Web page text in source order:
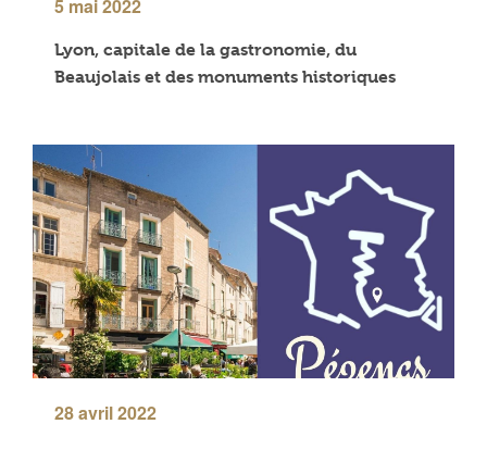
5 mai 2022
Lyon, capitale de la gastronomie, du
Beaujolais et des monuments historiques
28 avril 2022